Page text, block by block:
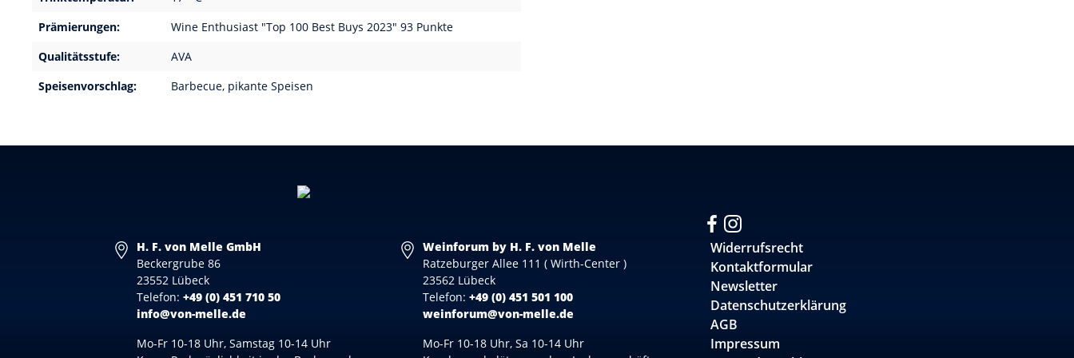
Prämierungen:
Wine Enthusiast "Top 100 Best Buys 2023" 93 Punkte
Qualitätsstufe:
AVA
Speisenvorschlag:
Barbecue, pikante Speisen
H. F. von Melle GmbH
Beckergrube 86
23552 Lübeck
Telefon:+49 (0) 451 710 50
info@von-melle.de
Mo-Fr 10-18 Uhr, Samstag 10-14 Uhr
Weinforum by H. F. von Melle
Ratzeburger Allee 111 ( Wirth-Center )
23562 Lübeck
Telefon: +49 (0) 451 501 100
weinforum@von-melle.de
Mo-Fr 10-18 Uhr, Sa 10-14 Uhr
Widerrufsrecht
Kontaktformular
Newsletter
Datenschutzerklärung
AGB
Impressum